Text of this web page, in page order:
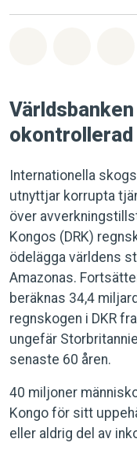
Internationella
utnyttjar korrupta
över
Kongos (DRK)
ödelägga världens
Amazonas.
beräknas 34,4
regnskogen i DKR
ungefär
senaste 60 åren.
40 miljoner
Kongo för sitt
eller aldrig del av